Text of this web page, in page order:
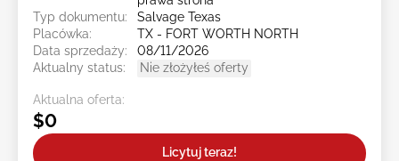
Typ dokumentu:
Salvage Texas
Placówka:
TX - FORT WORTH NORTH
Data sprzedaży:
08/11/2026
Aktualny status:
Nie złożyłeś oferty
Aktualna oferta:
$0
Licytuj teraz!